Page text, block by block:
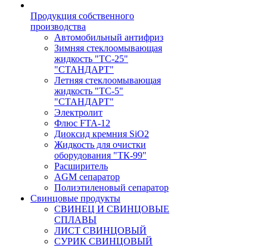
Продукция собственного
производства
Автомобильный антифриз
Зимняя стеклоомывающая
жидкость "ТС-25"
"СТАНДАРТ"
Летняя стеклоомывающая
жидкость "ТС-5"
"СТАНДАРТ"
Электролит
Флюс FTA-12
Диоксид кремния SiO2
Жидкость для очистки
оборудования "ТК-99"
Расширитель
AGM сепаратор
Полиэтиленовый сепаратор
Свинцовые продукты
СВИНЕЦ И СВИНЦОВЫЕ
СПЛАВЫ
ЛИСТ СВИНЦОВЫЙ
СУРИК СВИНЦОВЫЙ